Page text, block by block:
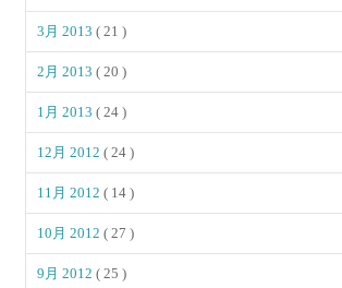
3月 2013( 21 )
2月 2013( 20 )
1月 2013( 24 )
12月 2012( 24 )
11月 2012( 14 )
10月 2012( 27 )
9月 2012( 25 )